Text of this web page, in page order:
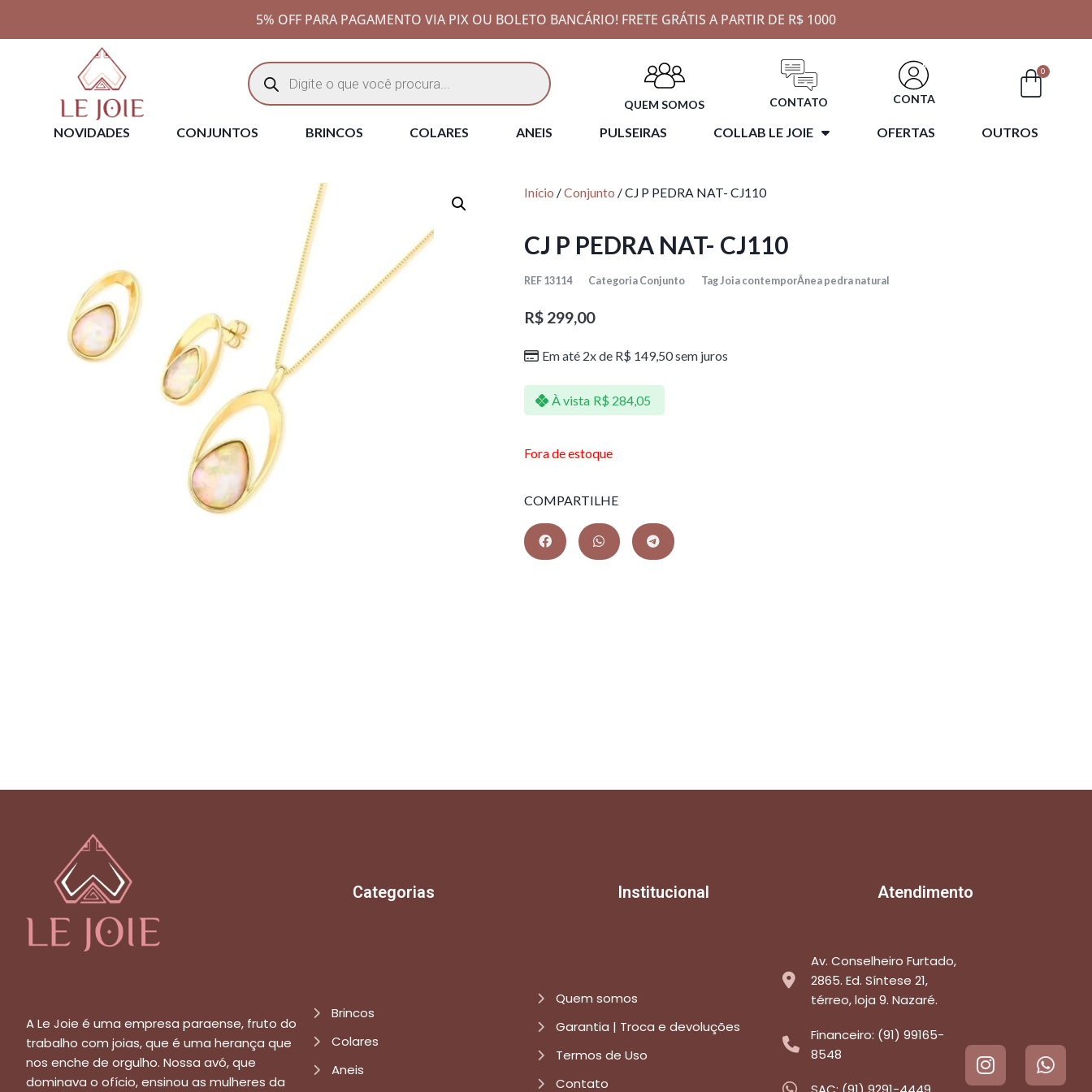
5% OFF PARA PAGAMENTO VIA PIX OU BOLETO BANCÁRIO! FRETE GRÁTIS A PARTIR DE R$ 1000
QUEM SOMOS CONTATO CONTA
0
NOVIDADES CONJUNTOS BRINCOS COLARES ANEIS PULSEIRAS COLLAB LE JOIE OFERTAS OUTROS
Início /Conjunto / CJ P PEDRA NAT- CJ110
CJ P PEDRA NAT- CJ110
REF 13114 Categoria Conjunto Tag Joia contemporÂnea pedra natural
R$ 299,00
Em até 2x de R$ 149,50sem juros
À vista R$ 284,05
Fora de estoque
COMPARTILHE
Categorias Institucional Atendimento
A Le Joie é uma empresa paraense, fruto do
trabalho com joias, que é uma herança que
nos enche de orgulho. Nossa avó, que
dominava o ofício, ensinou as mulheres da
Brincos
Colares
Aneis
Quem somos
Garantia | Troca e devoluções
Termos de Uso
Contato
Av. Conselheiro Furtado,
2865. Ed. Síntese 21,
térreo, loja 9. Nazaré.
Financeiro: (91) 99165-
8548